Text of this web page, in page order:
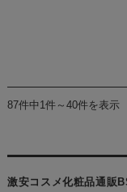
87件中1件～40件を表示
激安コスメ化粧品通販